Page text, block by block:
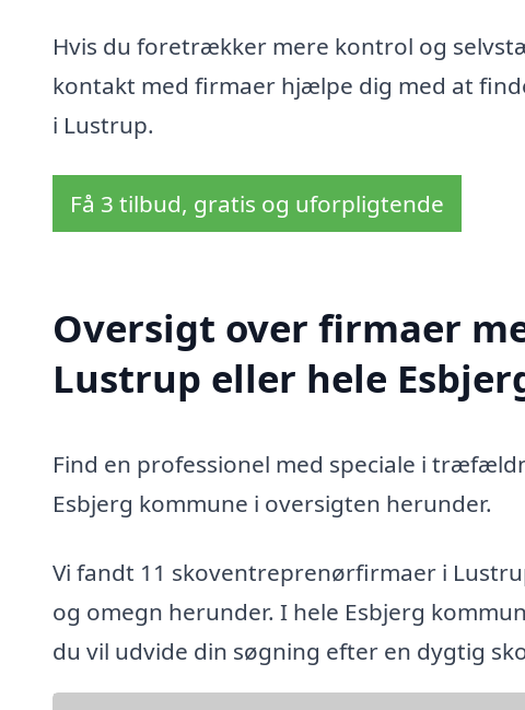
Hvis du foretrækker mere kontrol og
kontakt med firmaer hjælpe dig med at
i Lustrup.
Få 3 tilbud, gratis og uforpligtende
Oversigt over firmaer
Lustrup eller hele
Find en professionel med speciale i
Esbjerg kommune i oversigten herunder.
Vi fandt 11 skoventreprenørfirmaer i
og omegn herunder. I hele Esbjerg
du vil udvide din søgning efter en dygtig